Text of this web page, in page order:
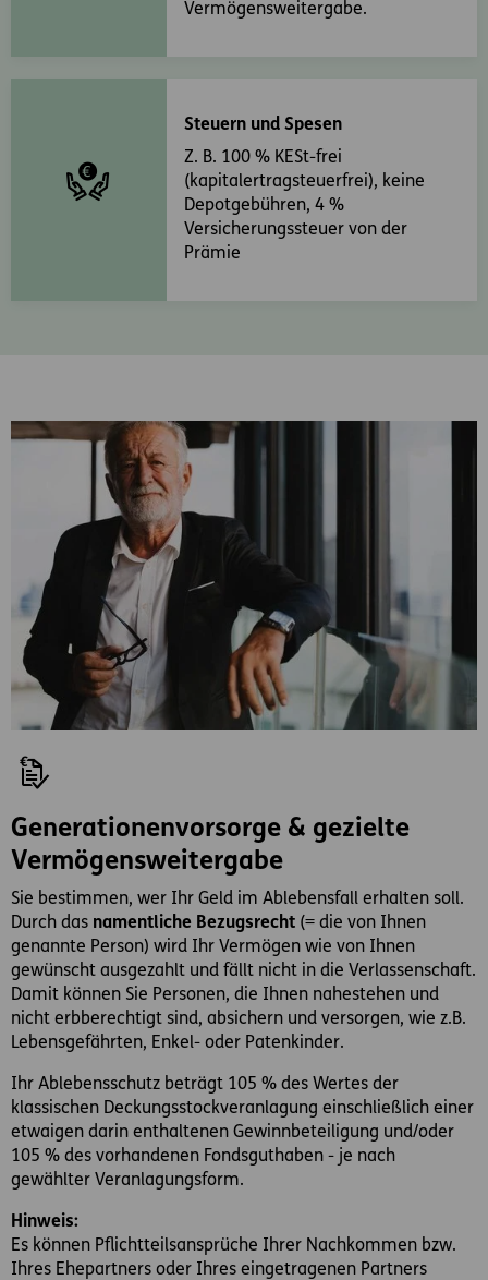
Vermögensweitergabe.
Steuern und Spesen
Z. B. 100 % KESt-frei
(kapitalertragsteuerfrei), keine
Depotgebühren, 4 %
Versicherungssteuer von der
Prämie
Generationenvorsorge & gezielte
Vermögensweitergabe
Sie bestimmen, wer Ihr Geld im Ablebensfall erhalten soll.
Durch das namentliche Bezugsrecht (= die von Ihnen
genannte Person) wird Ihr Vermögen wie von Ihnen
gewünscht ausgezahlt und fällt nicht in die Verlassenschaft.
Damit können Sie Personen, die Ihnen nahestehen und
nicht erbberechtigt sind, absichern und versorgen, wie z.B.
Lebensgefährten, Enkel- oder Patenkinder.
Ihr Ablebensschutz beträgt 105 % des Wertes der
klassischen Deckungsstockveranlagung einschließlich einer
etwaigen darin enthaltenen Gewinnbeteiligung und/oder
105 % des vorhandenen Fondsguthaben - je nach
gewählter Veranlagungsform.
Hinweis:
Es können Pflichtteilsansprüche Ihrer Nachkommen bzw.
Ihres Ehepartners oder Ihres eingetragenen Partners